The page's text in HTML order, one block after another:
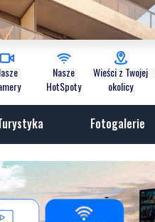
Nasze
HotSpoty
Wieści z Twojej
okolicy
Fotogalerie